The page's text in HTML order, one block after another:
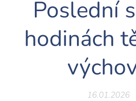
Poslední
hodinách
16.01.2026